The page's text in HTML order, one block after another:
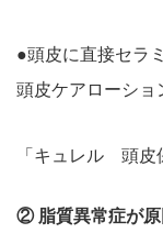
●頭皮に直接セラ
頭皮ケアローショ
「キュレル 頭皮
② 脂質異常症が原